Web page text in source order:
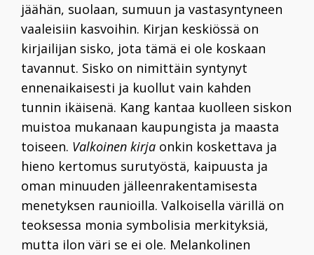
jäähän, suolaan, sumuun ja vastasyntyneen
vaaleisiin kasvoihin. Kirjan keskiössä on
kirjailijan sisko, jota tämä ei ole koskaan
tavannut. Sisko on nimittäin syntynyt
ennenaikaisesti ja kuollut vain kahden
tunnin ikäisenä. Kang kantaa kuolleen siskon
muistoa mukanaan kaupungista ja maasta
toiseen. Valkoinen kirja onkin koskettava ja
hieno kertomus surutyöstä, kaipuusta ja
oman minuuden jälleenrakentamisesta
menetyksen raunioilla. Valkoisella värillä on
teoksessa monia symbolisia merkityksiä,
mutta ilon väri se ei ole. Melankolinen